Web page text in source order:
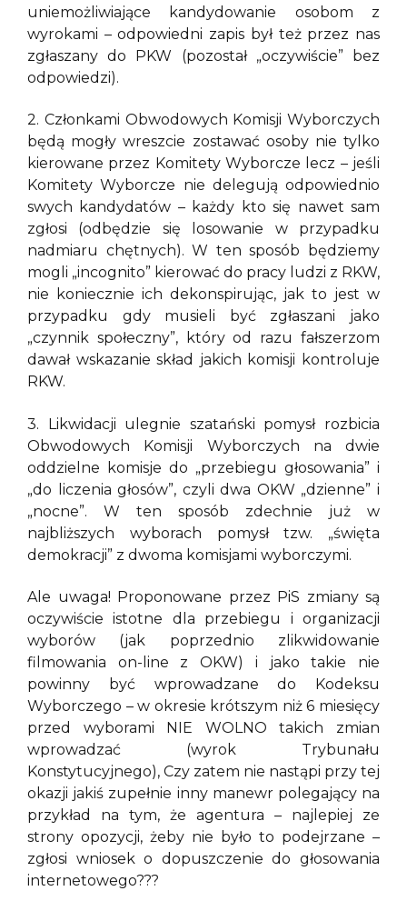
uniemożliwiające kandydowanie osobom z
wyrokami – odpowiedni zapis był też przez nas
zgłaszany do PKW (pozostał „oczywiście” bez
odpowiedzi).
2. Członkami Obwodowych Komisji Wyborczych
będą mogły wreszcie zostawać osoby nie tylko
kierowane przez Komitety Wyborcze lecz – jeśli
Komitety Wyborcze nie delegują odpowiednio
swych kandydatów – każdy kto się nawet sam
zgłosi (odbędzie się losowanie w przypadku
nadmiaru chętnych). W ten sposób będziemy
mogli „incognito” kierować do pracy ludzi z RKW,
nie koniecznie ich dekonspirując, jak to jest w
przypadku gdy musieli być zgłaszani jako
„czynnik społeczny”, który od razu fałszerzom
dawał wskazanie skład jakich komisji kontroluje
RKW.
3. Likwidacji ulegnie szatański pomysł rozbicia
Obwodowych Komisji Wyborczych na dwie
oddzielne komisje do „przebiegu głosowania” i
„do liczenia głosów”, czyli dwa OKW „dzienne” i
„nocne”. W ten sposób zdechnie już w
najbliższych wyborach pomysł tzw. „święta
demokracji” z dwoma komisjami wyborczymi.
Ale uwaga! Proponowane przez PiS zmiany są
oczywiście istotne dla przebiegu i organizacji
wyborów (jak poprzednio zlikwidowanie
filmowania on-line z OKW) i jako takie nie
powinny być wprowadzane do Kodeksu
Wyborczego – w okresie krótszym niż 6 miesięcy
przed wyborami NIE WOLNO takich zmian
wprowadzać (wyrok Trybunału
Konstytucyjnego), Czy zatem nie nastąpi przy tej
okazji jakiś zupełnie inny manewr polegający na
przykład na tym, że agentura – najlepiej ze
strony opozycji, żeby nie było to podejrzane –
zgłosi wniosek o dopuszczenie do głosowania
internetowego???